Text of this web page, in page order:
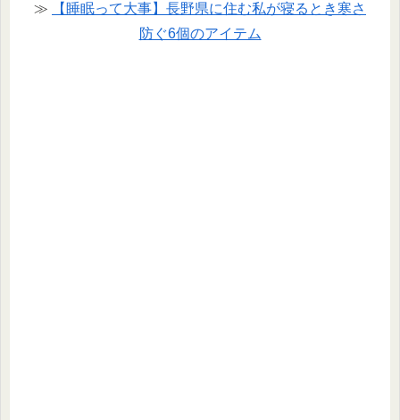
≫
【睡眠って大事】長野県に住む私が寝るとき寒さ
防ぐ6個のアイテム